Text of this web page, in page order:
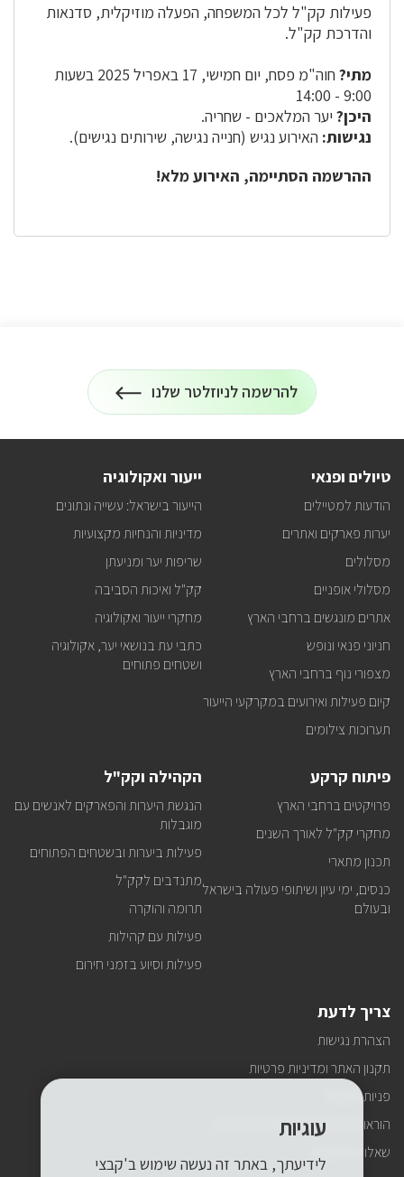
פעילות קק"ל לכל המשפחה, הפעלה מוזיקלית, סדנאות
והדרכת קק"ל.
מתי?
חוה"מ פסח, יום חמישי, 17 באפריל 2025 בשעות
9:00 - 14:00
היכן? יער המלאכים - שחריה.
נגישות: האירוע נגיש (חנייה נגישה, שירותים נגישים).
ההרשמה הסתיימה, האירוע מלא!
הרשמה
לניוזלטר
להרשמה לניוזלטר שלנו
על
כל
במייל
טיולים ופנאי
הודעות למטיילים
יערות פארקים ואתרים
מסלולים
מסלולי אופניים
אתרים מונגשים ברחבי הארץ
חניוני פנאי ונופש
מצפורי נוף ברחבי הארץ
קיום פעילות ואירועים במקרקעי הייעור
תערוכות צילומים
ייעור ואקולוגיה
הייעור בישראל: עשייה ונתונים
מדיניות והנחיות מקצועיות
שריפות יער ומניעתן
קק"ל ואיכות הסביבה
מחקרי ייעור ואקולוגיה
כתבי עת בנושאי יער, אקולוגיה
ושטחים פתוחים
פיתוח קרקע
פרויקטים ברחבי הארץ
מחקרי קק"ל לאורך השנים
תכנון מתארי
כנסים, ימי עיון ושיתופי פעולה בישראל
ובעולם
הקהילה וקק"ל
הנגשת היערות והפארקים לאנשים עם
מוגבלות
פעילות ביערות ובשטחים הפתוחים
מתנדבים לקק"ל
תרומה והוקרה
פעילות עם קהילות
פעילות וסיוע בזמני חירום
צריך לדעת
הצהרת נגישות
תקנון האתר ומדיניות פרטיות
פניות הציבור
הוראות התנהגות ובטיחות למטיילים
שאלות ותשובות
עוגיות
לידיעתך, באתר זה נעשה שימוש ב'קבצי